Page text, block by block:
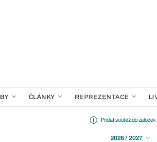
ČLÁNKY REPREZENTACE
Přidat soutěž do záložek
2026 / 2027